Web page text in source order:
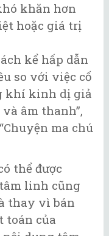
khăn hơn
hoặc giá trị
kể hấp dẫn
so với việc cố
khí kinh dị giả
âm thanh”,
ma chú
thể được
linh cũng
thay vì bán
toán của